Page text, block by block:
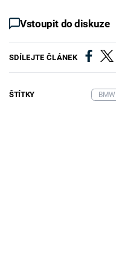
Vstoupit do diskuze
SDÍLEJTE ČLÁNEK
ŠTÍTKY BMW